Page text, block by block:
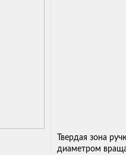
Твердая зона
диаметром